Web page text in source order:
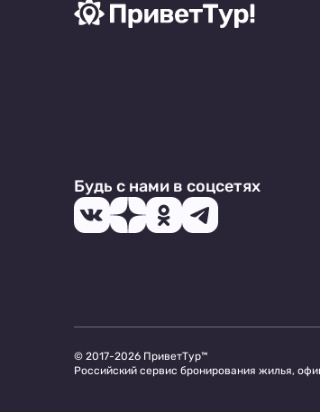
Будь с нами в соцсетях
© 2017-2026 ПриветТур™
Российский сервис бронирования жилья,